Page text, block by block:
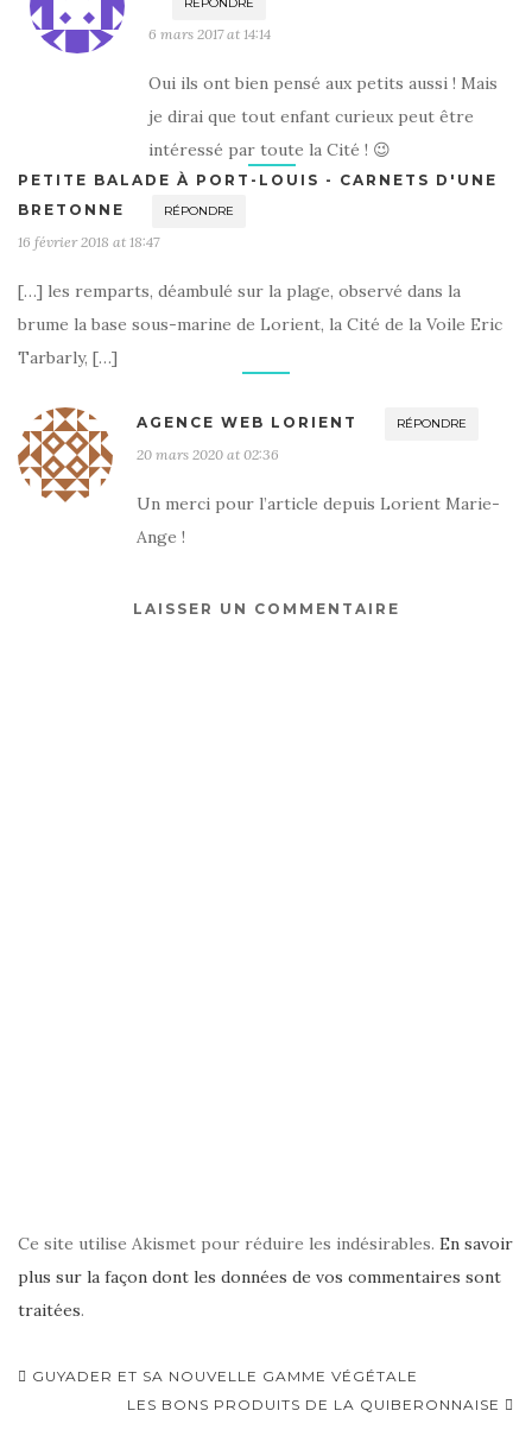
6 mars 2017 at 14:14
Oui ils ont bien pensé aux petits aussi ! Mais
je dirai que tout enfant curieux peut être
intéressé par toute la Cité ! 😉
PETITE BALADE À PORT-LOUIS - CARNETS D'UNE
BRETONNE
RÉPONDRE
16 février 2018 at 18:47
[…] les remparts, déambulé sur la plage, observé dans la
brume la base sous-marine de Lorient, la Cité de la Voile Eric
Tarbarly, […]
AGENCE WEB LORIENT RÉPONDRE
20 mars 2020 at 02:36
Un merci pour l’article depuis Lorient Marie-
Ange !
LAISSER UN COMMENTAIRE
Ce site utilise Akismet pour réduire les indésirables. En savoir
plus sur la façon dont les données de vos commentaires sont
traitées.
Navigation
d'article
GUYADER ET SA NOUVELLE GAMME VÉGÉTALE
LES BONS PRODUITS DE LA QUIBERONNAISE